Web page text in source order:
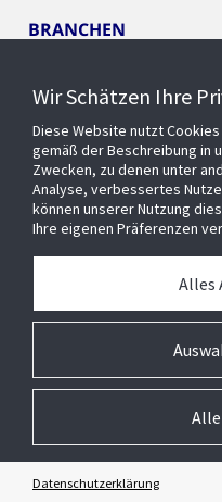
BRANCHEN
CYBER SOLUTIONS
OPENBLUE
SMART BUILDINGS
Terms and Conditions
Wir Schätzen Ihre
Diese Website nutzt
gemäß der Beschreibung in
Zwecken, zu denen unter
Analyse, verbessertes
können unserer Nutzung
Ihre eigenen Präferenzen
Alles
Datenschutzerklärung